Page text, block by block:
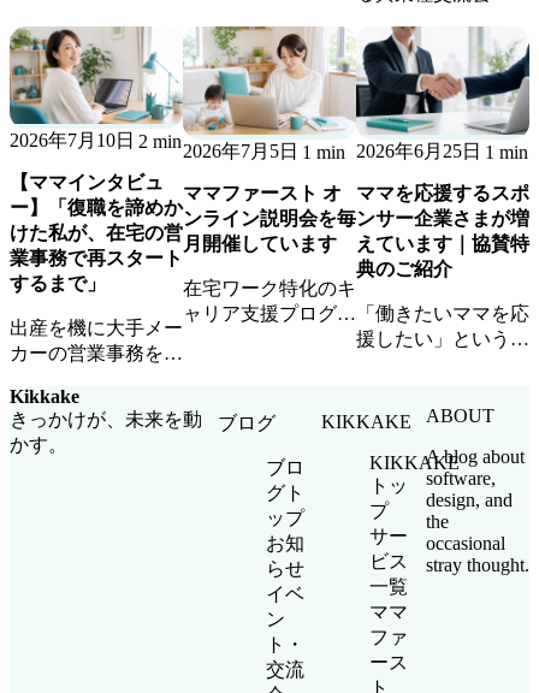
稼働体制についてご
案内します。
ート。営業職・フリ
ーランス・起業家が
集まり、新しいビジ
ネスのきっかけが生
まれました。
2026年7月10日 2 min
【ママインタビュ
ー】「復職を諦めか
けた私が、在宅の営
業事務で再スタート
するまで」
出産を機に大手メー
カーの営業事務を退
ファーストとの出会
いから、在宅ワーク
で企業チームの一員
2026年7月5日 1 min
ママファースト オ
ンライン説明会を毎
月開催しています
在宅ワーク特化のキ
ャリア支援プログラ
参加無料・顔出し不
OKです。
2026年6月25日 1 min
ママを応援するスポ
ンサー企業さまが増
えています｜協賛特
典のご紹介
「働きたいママを応
援したい」という想
が増えています。ロ
加・ママ人材優先ア
サインなど協賛特典
をご紹介します。
Kikkake
きっかけが、未来を動
かす。
ブログ
ブロ
グト
ップ
お知
らせ
イベ
ン
ト・
交流
KIKKAKE
KIKKAKE
トッ
プ
サー
ビス
一覧
ママ
ファ
ース
ト
ABOUT
A blog about
software,
design, and
the
occasional
stray thought.